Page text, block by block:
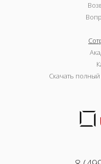
Скачать полный